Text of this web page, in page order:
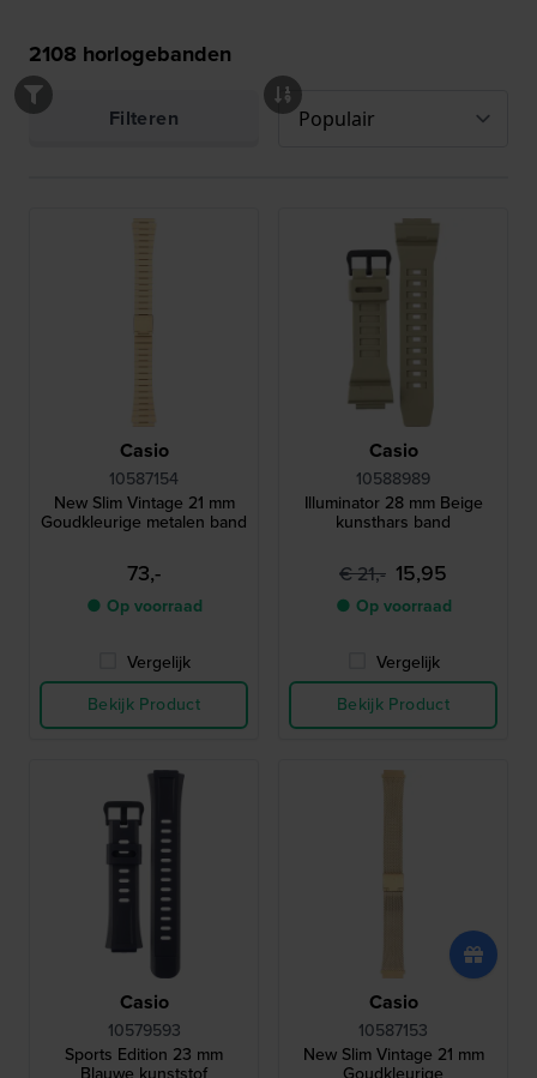
2108 horlogebanden
Filteren
Casio
10587154
New Slim Vintage 21 mm
Goudkleurige metalen band
73,-
● Op voorraad
Vergelijk
Bekijk Product
Casio
10588989
Illuminator 28 mm Beige
kunsthars band
€ 21,- 15,95
● Op voorraad
Vergelijk
Bekijk Product
Casio
10579593
Sports Edition 23 mm
Casio
10587153
New Slim Vintage 21 mm